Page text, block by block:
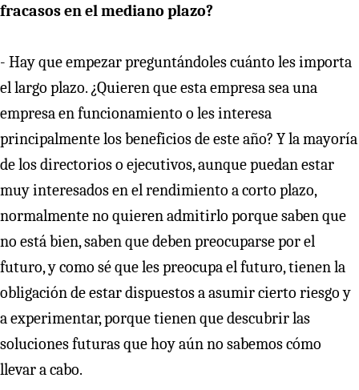
fracasos en el mediano plazo?
- Hay que empezar preguntándoles cuánto les importa
el largo plazo. ¿Quieren que esta empresa sea una
empresa en funcionamiento o les interesa
principalmente los beneficios de este año? Y la mayoría
de los directorios o ejecutivos, aunque puedan estar
muy interesados en el rendimiento a corto plazo,
normalmente no quieren admitirlo porque saben que
no está bien, saben que deben preocuparse por el
futuro, y como sé que les preocupa el futuro, tienen la
obligación de estar dispuestos a asumir cierto riesgo y
a experimentar, porque tienen que descubrir las
soluciones futuras que hoy aún no sabemos cómo
llevar a cabo.